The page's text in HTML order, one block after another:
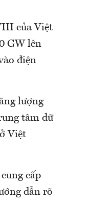
của Việt
GW lên
điện
lượng
tâm dữ
Việt
cấp
dẫn rõ